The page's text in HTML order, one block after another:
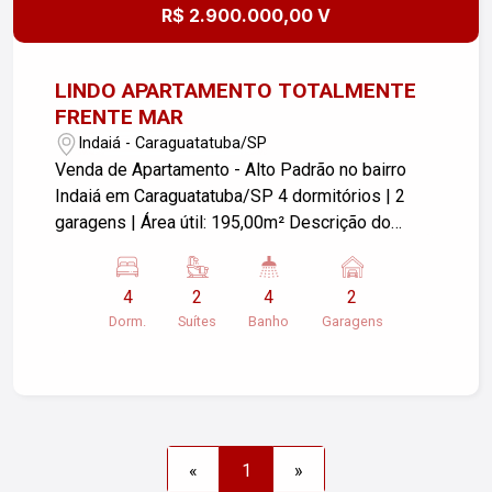
R$ 2.900.000,00 V
LINDO APARTAMENTO TOTALMENTE
FRENTE MAR
Indaiá - Caraguatatuba/SP
Venda de Apartamento - Alto Padrão no bairro
Indaiá em Caraguatatuba/SP 4 dormitórios | 2
garagens | Área útil: 195,00m² Descrição do
localizado no bairro Indaiá, uma das regiões mais
valorizadas de Caraguatatuba/SP.Este lindo ado
apartamento com vista eternizada ,totalmente
família com conforto e privacidade. Os quartos
são bem iluminados e arejados, proporcionando
4
Dorm.
2
Suítes
4
Banho
2
Garagens
« 1 »